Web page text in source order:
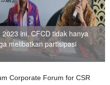
ini, CFCD tidak hanya
melibatkan partisipasi
Corporate Forum for CSR